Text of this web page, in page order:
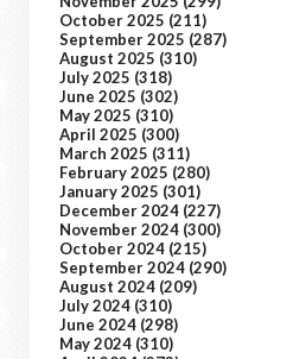
October 2025 (211)
September 2025 (287)
August 2025 (310)
July 2025 (318)
June 2025 (302)
May 2025 (310)
April 2025 (300)
March 2025 (311)
February 2025 (280)
January 2025 (301)
December 2024 (227)
November 2024 (300)
October 2024 (215)
September 2024 (290)
August 2024 (209)
July 2024 (310)
June 2024 (298)
May 2024 (310)